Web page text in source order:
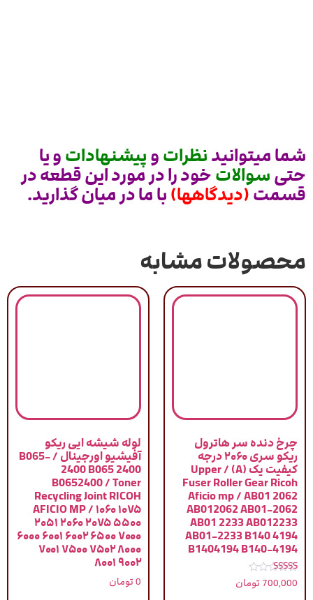
شما میتوانیدنظراتوپیشنهاداتو یا
حتیسوالاتخود را در مورد این قطعه در
قسمت(دیدگاهها)با ما در میان گذارید.
محصولات مشابه
چرخ دنده سر هاترول
ریکو سری ۲۰۶۰ درجه
کیفیت یک (A) / Upper
Fuser Roller Gear Ricoh
Aficio mp / AB01 2062
AB012062 AB01-2062
AB01 2233 AB012233
AB01-2233 B140 4194
B1404194 B140-4194
نمره
5.00
700,000 تومان
لوله شیشه ایی ریکو
آفیشیو اورجینال / B065-
2400 B065 2400
B0652400 / Toner
Recycling Joint RICOH
AFICIO MP / ۱۰۶۰ ۱۰۷۵
۲۰۵۱ ۲۰۶۰ ۲۰۷۵ ۵۵۰۰
۶۰۰۰ ۶۰۰۱ ۶۰۰۲ ۶۵۰۰ ۷۰۰۰
۷۰۰۱ ۷۵۰۰ ۷۵۰۲ ۸۰۰۰
۸۰۰۱ ۹۰۰۲
0 تومان